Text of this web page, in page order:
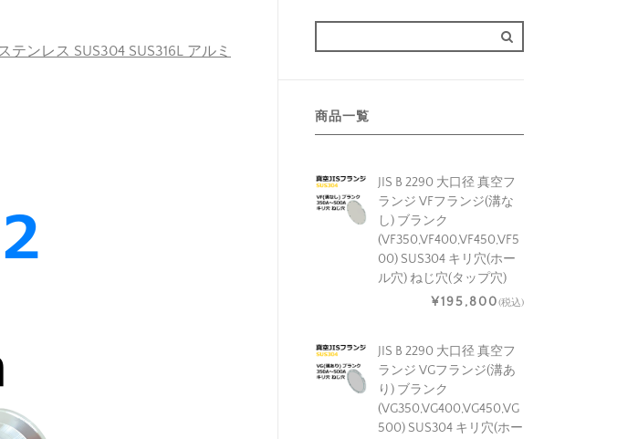
ンレス SUS304 SUS316L アルミ
商品一覧
JIS B 2290 大口径 真空フ
ランジ VFフランジ(溝な
し) ブランク
(VF350,VF400,VF450,VF5
00) SUS304 キリ穴(ホー
ル穴) ねじ穴(タップ穴)
¥195,800(税込)
JIS B 2290 大口径 真空フ
ランジ VGフランジ(溝あ
り) ブランク
(VG350,VG400,VG450,VG
500) SUS304 キリ穴(ホー